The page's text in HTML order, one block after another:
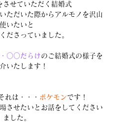
させていただく結婚式
ただいた際からアルモノを沢山
使いたいと
ださっていました。
○○だらけのご結婚式の様子を
いたします！
れは・・・ ポケモンです！
させたいとお話をしてください
ました。